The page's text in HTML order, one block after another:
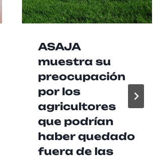
ASAJA
muestra su
preocupación
por los
agricultores
que podrían
haber quedado
fuera de las